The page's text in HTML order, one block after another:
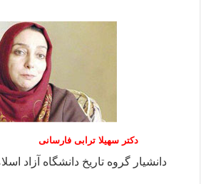
دکتر سهیلا ترابی فارسانی
دانشیار گروه تاریخ دانشگاه آزاد